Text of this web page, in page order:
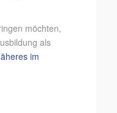
möchten,
als
im